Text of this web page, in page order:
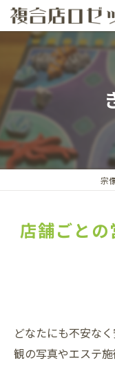
宗
店舗ごと
どなたにも不安な
観の写真やエステ